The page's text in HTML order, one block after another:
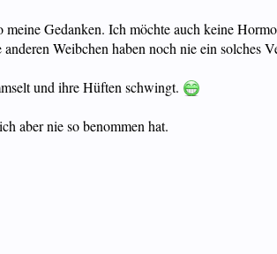
Gedanken. Ich möchte auch keine
Weibchen haben noch nie ein solches
und ihre Hüften schwingt.
aber nie so benommen hat.